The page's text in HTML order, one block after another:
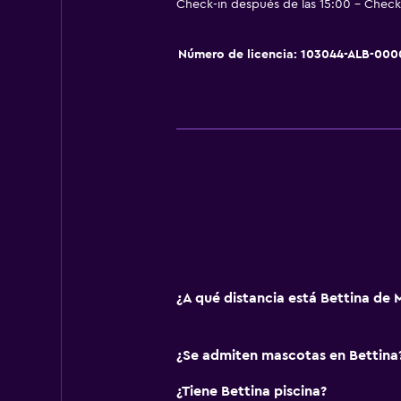
Terraza/patio
TV por cable o vía satélite
Comedor
Check-in después de las 15:00 -
Número de licencia: 103044-ALB-
¿A qué distancia está Bettina de
¿Se admiten mascotas en
¿Tiene Bettina piscina?